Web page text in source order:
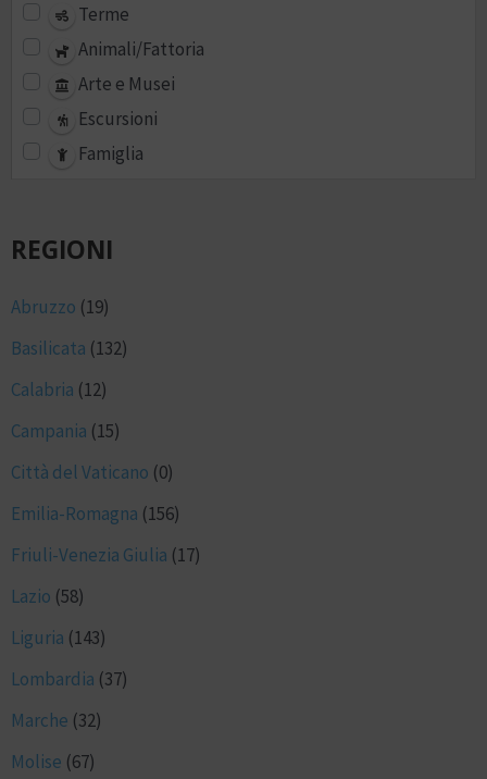
Terme
Animali/Fattoria
Arte e Musei
Escursioni
Famiglia
REGIONI
Abruzzo (19)
Basilicata (132)
Calabria (12)
Campania (15)
Città del Vaticano (0)
Emilia-Romagna (156)
Friuli-Venezia Giulia (17)
Lazio (58)
Liguria (143)
Lombardia (37)
Marche (32)
Molise (67)